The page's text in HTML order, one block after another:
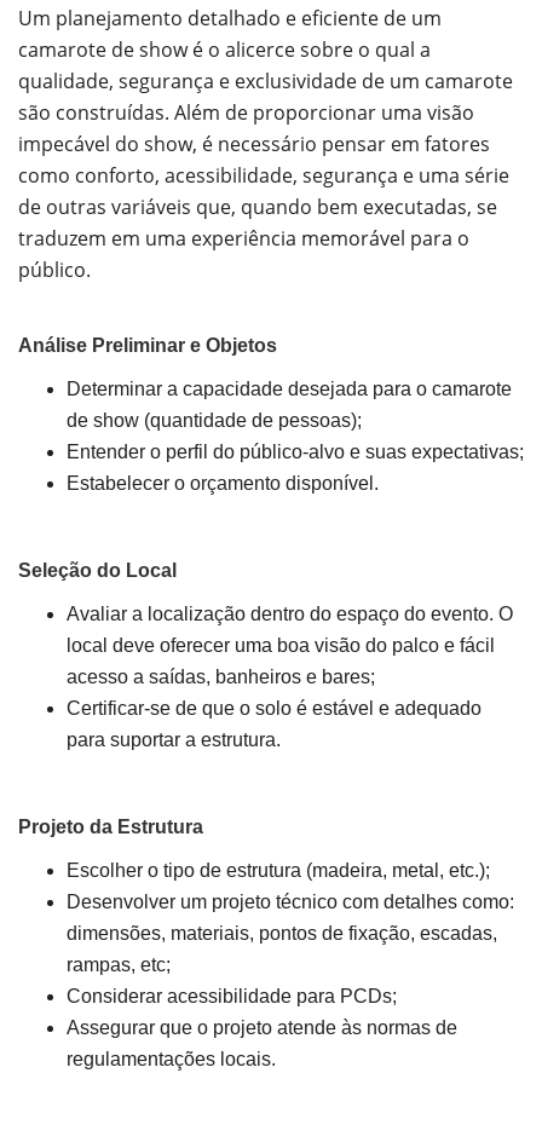
Um planejamento detalhado e eficiente de um
camarote de show é o alicerce sobre o qual a
qualidade, segurança e exclusividade de um camarote
são construídas. Além de proporcionar uma visão
impecável do show, é necessário pensar em fatores
como conforto, acessibilidade, segurança e uma série
de outras variáveis que, quando bem executadas, se
traduzem em uma experiência memorável para o
público.
Análise Preliminar e Objetos
Determinar a capacidade desejada para o camarote
de show (quantidade de pessoas);
Entender o perfil do público-alvo e suas expectativas;
Estabelecer o orçamento disponível.
Seleção do Local
Avaliar a localização dentro do espaço do evento. O
local deve oferecer uma boa visão do palco e fácil
acesso a saídas, banheiros e bares;
Certificar-se de que o solo é estável e adequado
para suportar a estrutura.
Projeto da Estrutura
Escolher o tipo de estrutura (madeira, metal, etc.);
Desenvolver um projeto técnico com detalhes como:
dimensões, materiais, pontos de fixação, escadas,
rampas, etc;
Considerar acessibilidade para PCDs;
Assegurar que o projeto atende às normas de
regulamentações locais.